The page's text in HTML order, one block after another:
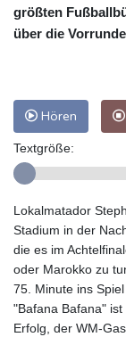
größten
über die
Hören
Textgröße:
Lokalmatador
Stadium in der
die es im
oder Marokko zu
75. Minute ins
"Bafana Bafana"
Erfolg, der WM-